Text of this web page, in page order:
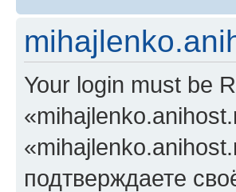
Your login must be
подтверждаете